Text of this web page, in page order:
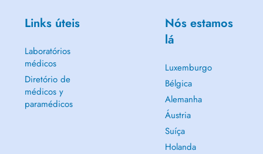
Links úteis
Laboratórios
médicos
Diretório de
médicos y
paramédicos
Nós estamos
lá
Luxemburgo
Bélgica
Alemanha
Áustria
Suíça
Holanda